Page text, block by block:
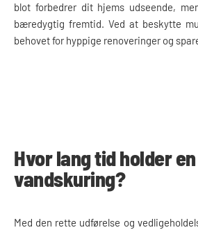
blot forbedrer dit hjems udseende,
bæredygtig fremtid. Ved at beskytte
behovet for hyppige renoveringer og
Hvor lang tid holder en
vandskuring?
Med den rette udførelse og